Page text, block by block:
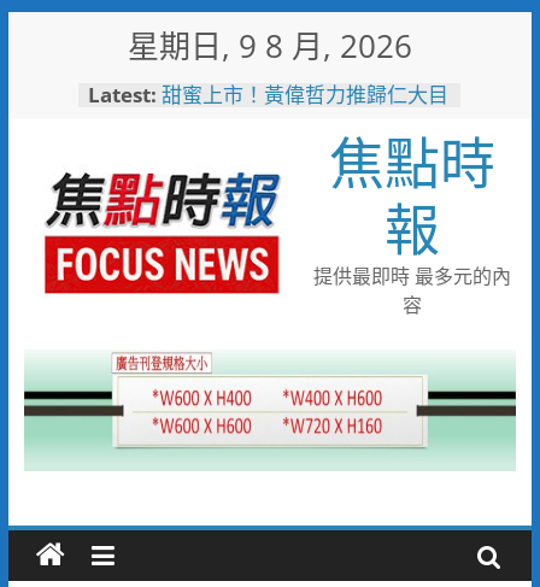
星期日, 9 8 月, 2026
Latest: 甜蜜上市！黃偉哲力推歸仁大目
臺鐵高雄機廠變身全台最大免費
樂園 陳其邁:保存百年產業記
憶！
「火車醫院」變身親子天堂！高
雄親子遊樂園開幕首日人潮爆棚
「高雄親子樂園」爆紅！全臺最
大免費園區首日吸三萬人朝聖
起於無心成於熱愛 王貴嬋現代
水墨個展
焦點時
報
提供最即時 最多元的內
容